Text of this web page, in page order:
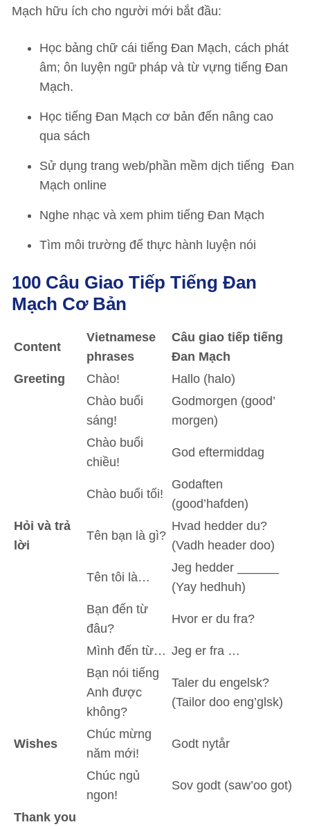
Mạch hữu ích cho người mới bắt đầu:
Học bảng chữ cái tiếng Đan Mạch, cách phát
âm; ôn luyện ngữ pháp và từ vựng tiếng Đan
Mạch.
Học tiếng Đan Mạch cơ bản đến nâng cao
qua sách
Sử dụng trang web/phần mềm dịch tiếng Đan
Mạch online
Nghe nhạc và xem phim tiếng Đan Mạch
Tìm môi trường để thực hành luyện nói
100 Câu Giao Tiếp Tiếng Đan
Mạch Cơ Bản
Content
Vietnamese
phrases
Câu giao tiếp tiếng
Đan Mạch
Greeting
Chào!
Hallo (halo)
Chào buổi
sáng!
Godmorgen (good’
morgen)
Chào buổi
chiều!
God eftermiddag
Chào buổi tối!
Godaften
(good’hafden)
Hỏi và trả
lời
Tên bạn là gì?
Hvad hedder du?
(Vadh header doo)
Tên tôi là…
Jeg hedder ______
(Yay hedhuh)
Bạn đến từ
đâu?
Hvor er du fra?
Mình đến từ… Jeg er fra …
Bạn nói tiếng
Anh được
không?
Taler du engelsk?
(Tailor doo eng’glsk)
Wishes
Chúc mừng
năm mới!
Godt nytår
Chúc ngủ
ngon!
Sov godt (saw’oo got)
Thank you